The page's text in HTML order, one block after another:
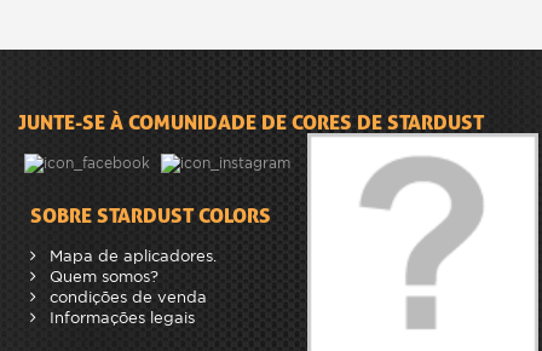
JUNTE-SE À COMUNIDADE DE CORES DE STARDUST
SOBRE STARDUST COLORS
Mapa de aplicadores.
Quem somos?
condições de venda
Informações legais